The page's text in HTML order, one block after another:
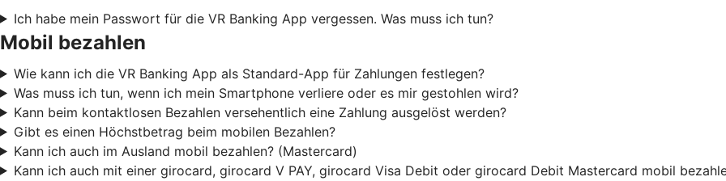
Ich habe mein Passwort für die VR Banking App vergessen. Was muss ich tun?
Mobil bezahlen
Wie kann ich die VR Banking App als Standard-App für Zahlungen festlegen?
Was muss ich tun, wenn ich mein Smartphone verliere oder es mir gestohlen wird?
Kann beim kontaktlosen Bezahlen versehentlich eine Zahlung ausgelöst werden?
Gibt es einen Höchstbetrag beim mobilen Bezahlen?
Kann ich auch im Ausland mobil bezahlen? (Mastercard)
Kann ich auch mit einer girocard, girocard V PAY, girocard Visa Debit oder girocard Debit Mastercard mobil